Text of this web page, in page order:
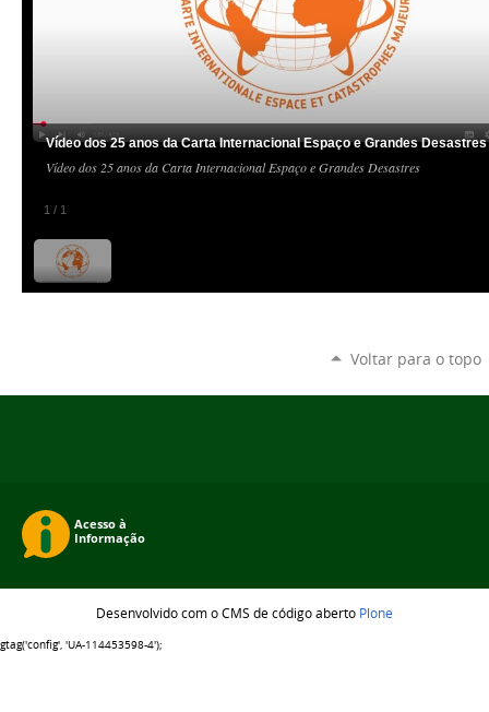
1 / 1
Vídeo dos 25 anos da Carta Internacional Espaço e Grandes Desastres
Vídeo dos 25 anos da Carta Internacional Espaço e Grandes Desastres
Voltar para o topo
Desenvolvido com o CMS de código aberto Plone
gtag('config', 'UA-114453598-4');